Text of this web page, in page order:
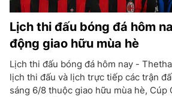
Lịch thi đấu bóng đá hôm
động giao hữu mùa hè
Lịch thi đấu bóng đá hôm nay -
lịch thi đấu và lịch trực tiếp các trận
sáng 6/8 thuộc giao hữu mùa hè, Cúp